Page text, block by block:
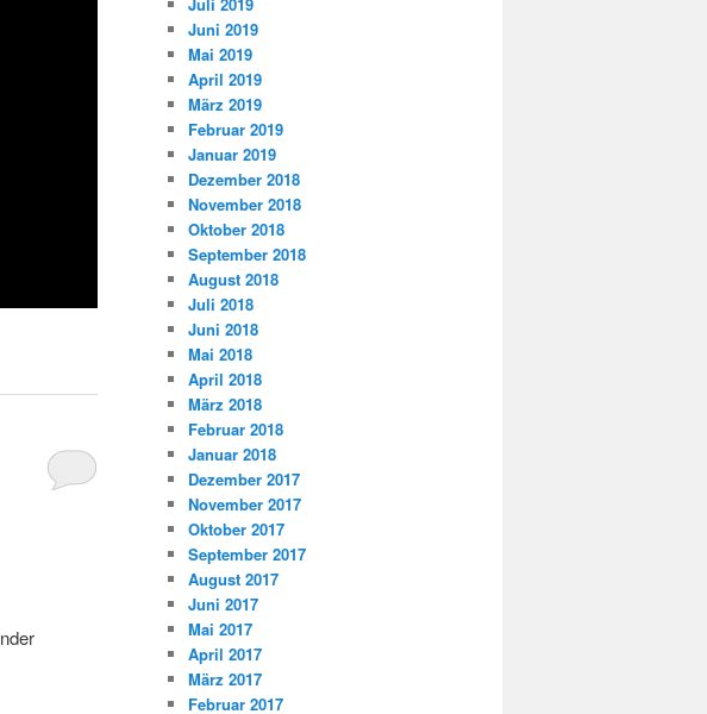
Juni 2019
Mai 2019
April 2019
März 2019
Februar 2019
Januar 2019
Dezember 2018
November 2018
Oktober 2018
September 2018
August 2018
Juli 2018
Juni 2018
Mai 2018
April 2018
März 2018
Februar 2018
Januar 2018
Dezember 2017
November 2017
Oktober 2017
September 2017
August 2017
Juni 2017
Mai 2017
April 2017
März 2017
Februar 2017